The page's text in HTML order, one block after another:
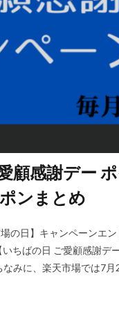
顧感謝デー
ンまとめ
の日】キャンペーンエ
ちばの日 ご愛顧感謝デ
みに、楽天市場では7